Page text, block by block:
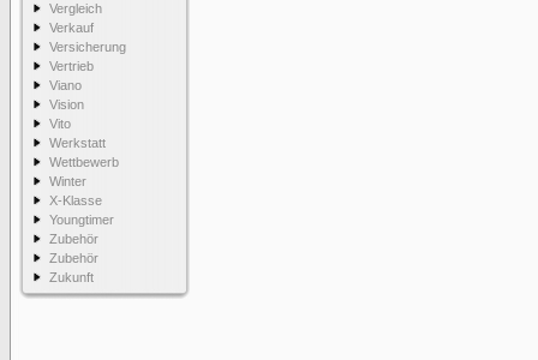
Vergleich
Verkauf
Versicherung
Vertrieb
Viano
Vision
Vito
Werkstatt
Wettbewerb
Winter
X-Klasse
Youngtimer
Zubehör
Zubehör
Zukunft